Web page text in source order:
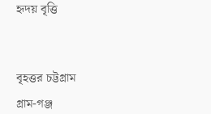
হৃদয় বৃত্তি
বৃহত্তর চট্টগ্রাম
গ্রাম-গঞ্জ